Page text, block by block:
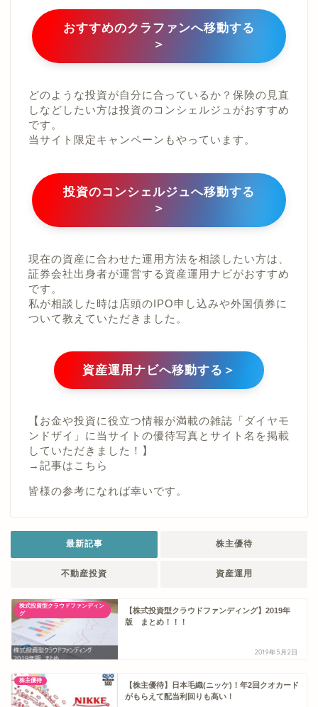
おすすめのクラファンへ移動する
＞
どのような投資が自分に合っているか？保険の見直
しなどしたい方は投資のコンシェルジュがおすすめ
です。
当サイト限定キャンペーンもやっています。
投資のコンシェルジュへ移動する
＞
現在の資産に合わせた運用方法を相談したい方は、
証券会社出身者が運営する 資産運用ナビがおすすめ
です。
私が相談した時は店頭のIPO申し込みや外国債券に
ついて教えていただきました。
資産運用ナビへ移動する＞
【お金や投資に役立つ情報が満載の雑誌「ダイヤモ
ンドザイ」に当サイトの優待写真とサイト名を掲載
していただきました！】
→ 記事はこちら
皆様の参考になれば幸いです。
最新記事 株主優待
不動産投資 資産運用
株式投資型クラウドファンディン
グ
【株式投資型クラウドファンディング】2019年
版 まとめ！！！
2019年5月2日
株主優待
【株主優待】日本毛織(ニッケ)！年2回クオカード
がもらえて配当利回りも高い！